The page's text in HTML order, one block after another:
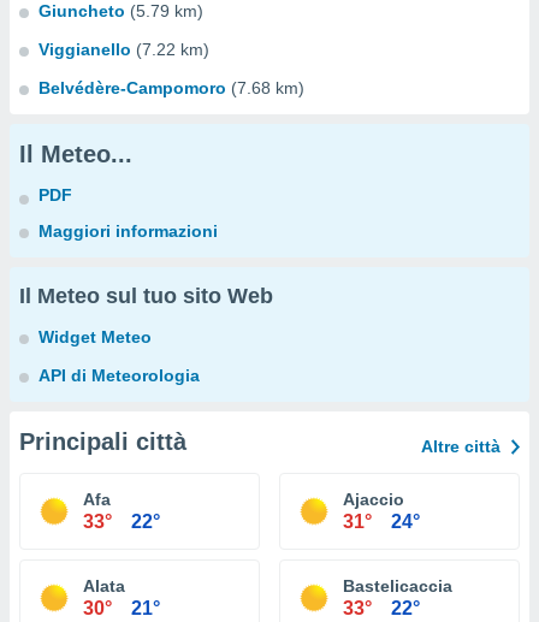
Giuncheto (5.79 km)
Viggianello (7.22 km)
Belvédère-Campomoro (7.68 km)
Il Meteo...
PDF
Maggiori informazioni
Il Meteo sul tuo sito Web
Widget Meteo
API di Meteorologia
Principali città Altre città
Afa
33° 22°
Ajaccio
31° 24°
Alata
30° 21°
Bastelicaccia
33° 22°